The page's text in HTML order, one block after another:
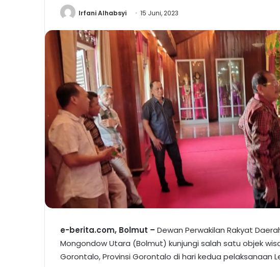
Irfani Alhabsyi 15 Juni, 2023
e-berita.com, Bolmut – Dewan Perwakilan Rakyat
Mongondow Utara (Bolmut) kunjungi salah satu objek
Gorontalo, Provinsi Gorontalo di hari kedua pelaksanaan